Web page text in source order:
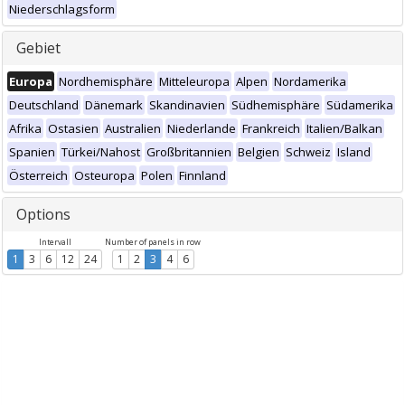
Niederschlagsform
Gebiet
Europa Nordhemisphäre Mitteleuropa Alpen Nordamerika
Deutschland Dänemark Skandinavien Südhemisphäre Südamerika
Afrika Ostasien Australien Niederlande Frankreich Italien/Balkan
Spanien Türkei/Nahost Großbritannien Belgien Schweiz Island
Österreich Osteuropa Polen Finnland
Options
Intervall
1 3 6 12 24
Number of panels in row
1 2 3 4 6